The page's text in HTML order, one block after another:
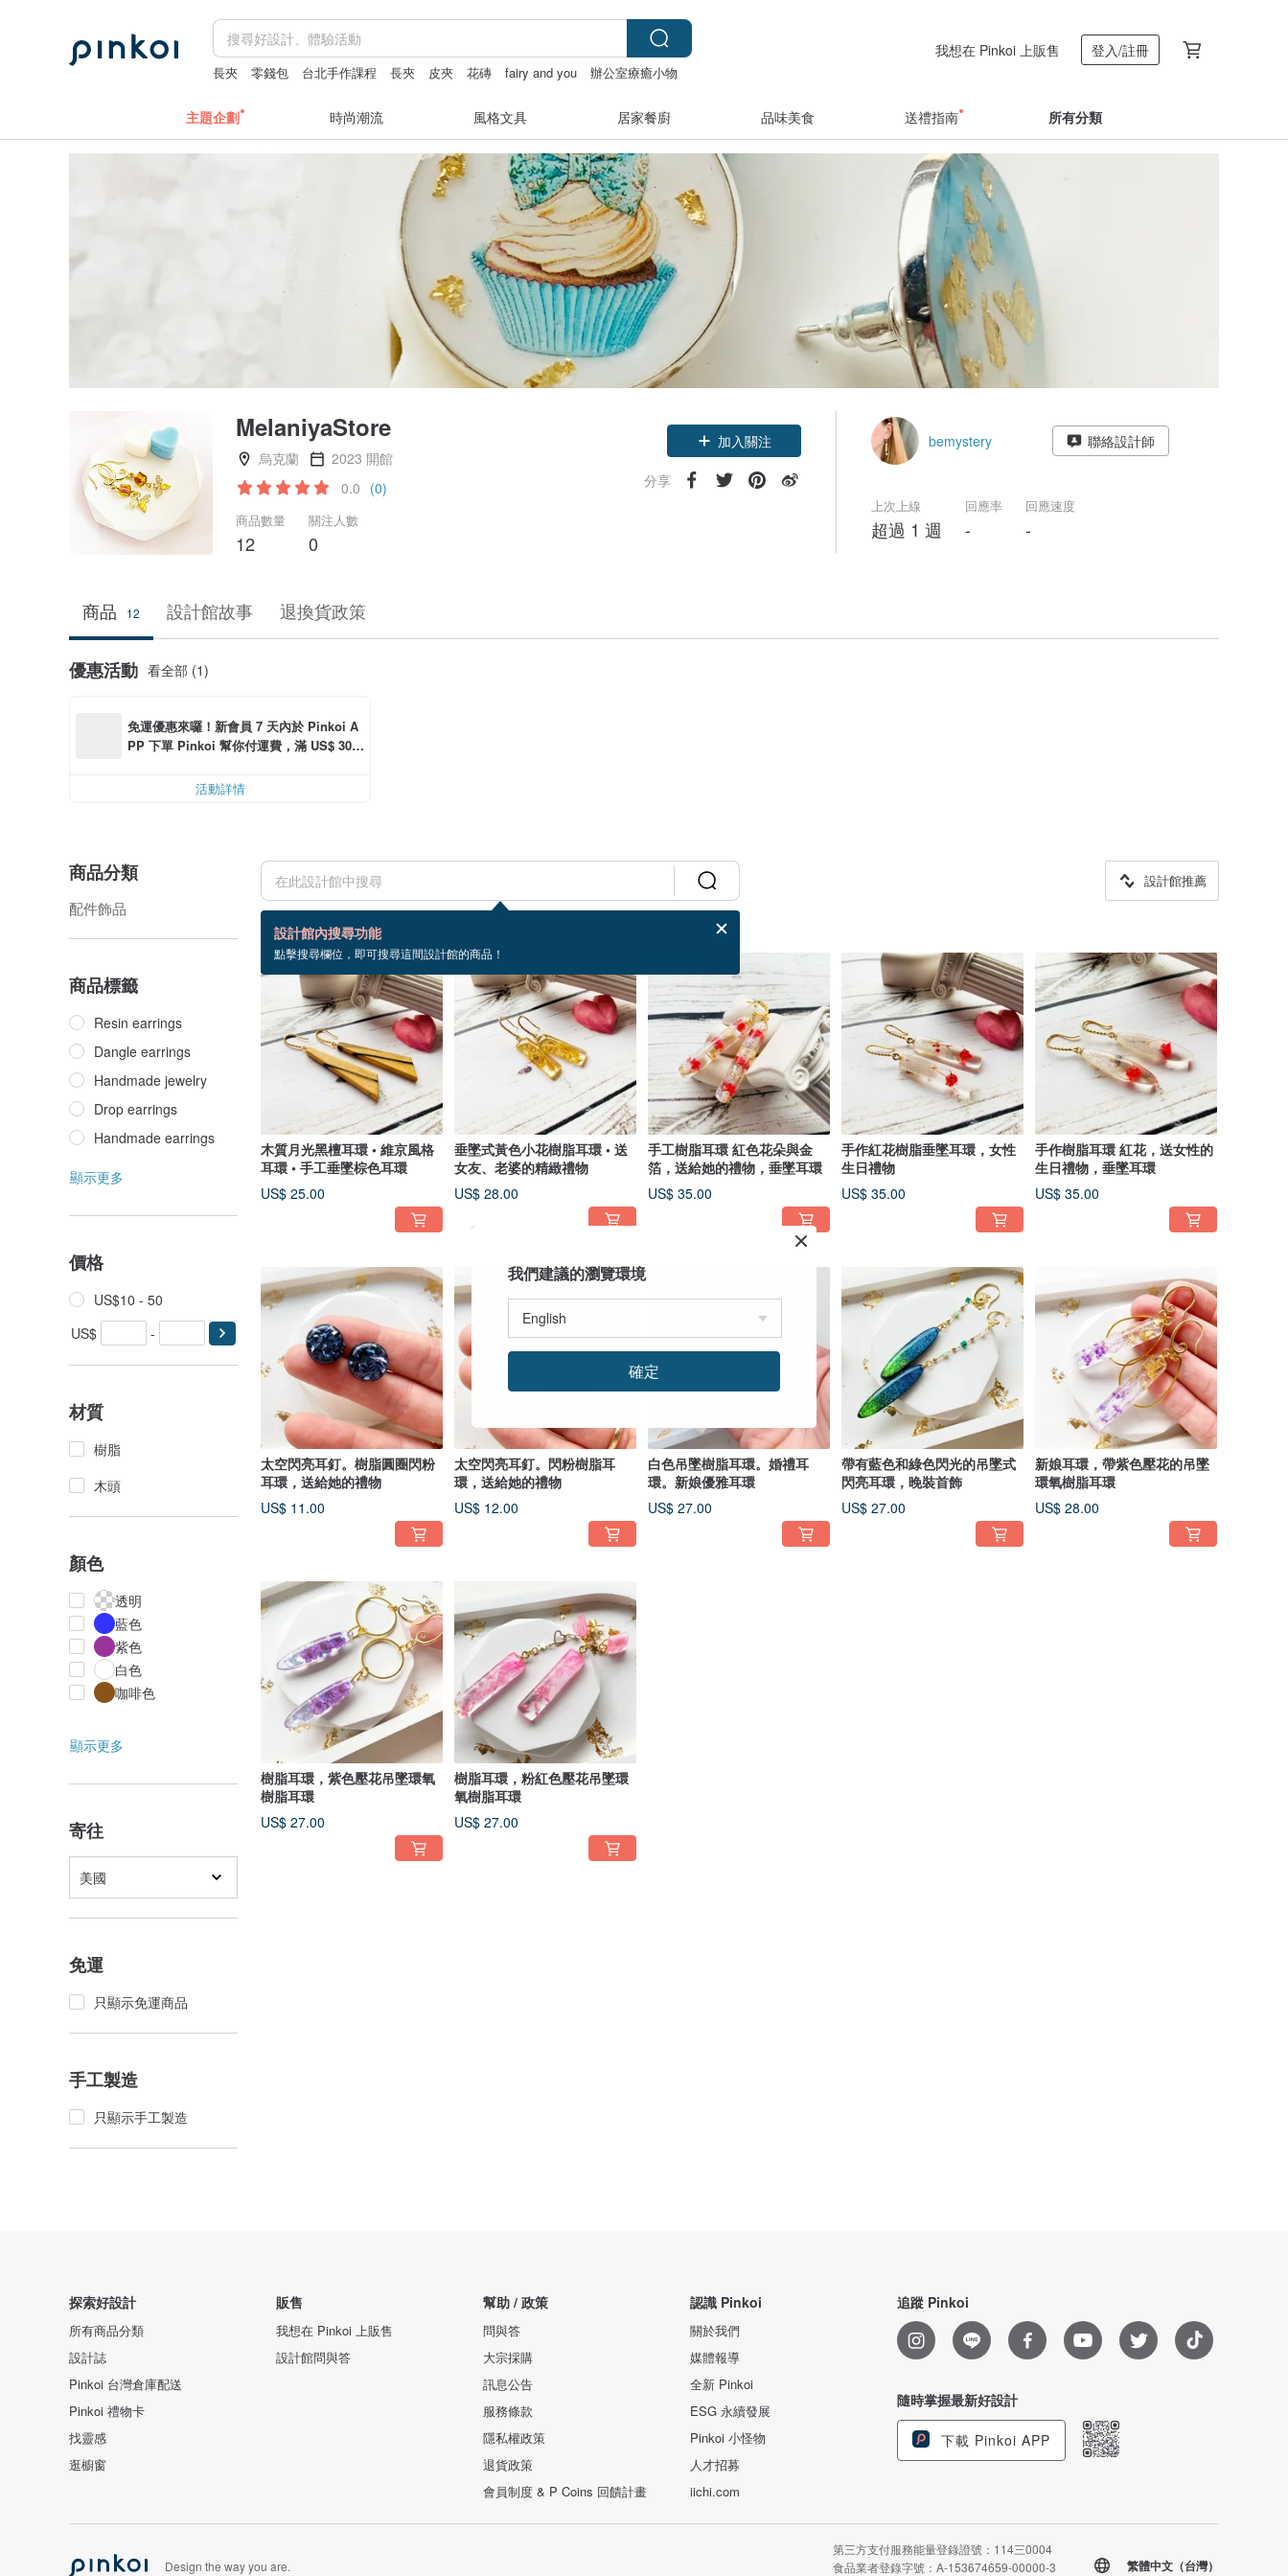
長夾 零錢包 台北手作課程 長夾 皮夾 花磚 fairy and you 辦公室療癒小物
我想在 Pinkoi 上販售 登入/註冊
主題企劃 時尚潮流 風格文具 居家餐廚 品味美食 送禮指南 所有分類
MelaniyaStore
烏克蘭
2023 開館
0.0 (0)
商品數量
12
關注人數
0
加入關注
分享
bemystery 聯絡設計師
上次上線
超過 1 週
回應率
-
回應速度
-
商品 12 設計館故事 退換貨政策
優惠活動 看全部 (1)
免運優惠來囉！新會員 7 天內於 Pinkoi A
PP 下單 Pinkoi 幫你付運費，滿 US$ 30.0
活動詳情
商品分類
配件飾品
商品標籤
Resin earrings
Dangle earrings
Handmade jewelry
Drop earrings
Handmade earrings
顯示更多
價格
US$10 - 50
US$
-
材質
樹脂
木頭
顏色
透明
藍色
紫色
白色
咖啡色
顯示更多
寄往
美國
免運
只顯示免運商品
手工製造
只顯示手工製造
設計館內搜尋功能
點擊搜尋欄位，即可搜尋這間設計館的商品！
設計館推薦
12 個商品
木質月光黑檀耳環 • 維京風格
耳環 • 手工垂墜棕色耳環
US$ 25.00
垂墜式黃色小花樹脂耳環 • 送
女友、老婆的精緻禮物
US$ 28.00
手工樹脂耳環 紅色花朵與金
箔，送給她的禮物，垂墜耳環
US$ 35.00
手作紅花樹脂垂墜耳環，女性
生日禮物
US$ 35.00
手作樹脂耳環 紅花，送女性的
生日禮物，垂墜耳環
US$ 35.00
太空閃亮耳釘。樹脂圓圈閃粉
耳環，送給她的禮物
US$ 11.00
太空閃亮耳釘。閃粉樹脂耳
環，送給她的禮物
US$ 12.00
白色吊墜樹脂耳環。婚禮耳
環。新娘優雅耳環
US$ 27.00
帶有藍色和綠色閃光的吊墜式
閃亮耳環，晚裝首飾
US$ 27.00
新娘耳環，帶紫色壓花的吊墜
環氧樹脂耳環
US$ 28.00
樹脂耳環，紫色壓花吊墜環氧
樹脂耳環
US$ 27.00
樹脂耳環，粉紅色壓花吊墜環
氧樹脂耳環
US$ 27.00
探索好設計
所有商品分類
設計誌
Pinkoi 台灣倉庫配送
Pinkoi 禮物卡
找靈感
逛櫥窗
販售
我想在 Pinkoi 上販售
設計館問與答
幫助 / 政策
問與答
大宗採購
訊息公告
服務條款
隱私權政策
退貨政策
會員制度 & P Coins 回饋計畫
認識 Pinkoi
關於我們
媒體報導
全新 Pinkoi
ESG 永續發展
Pinkoi 小怪物
人才招募
iichi.com
追蹤 Pinkoi
隨時掌握最新好設計
下載 Pinkoi APP
Design the way you are.
第三方支付服務能量登錄證號：114三0004
食品業者登錄字號：A-153674659-00000-3
繁體中文（台灣）
我們建議的瀏覽環境
確定